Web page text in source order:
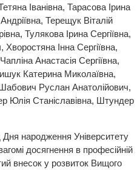
Іванівна, Тарасова Ірина
Терещук Віталій
Тулякова Ірина Сергіївна,
Інна Сергіївна,
Анастасія Сергіївна,
Катерина Миколаївна,
Руслан Анатолійович,
Юлія Станіславівна, Штундер
Дня народження Університету
досягнення в професійній
внесок у розвиток Вищого